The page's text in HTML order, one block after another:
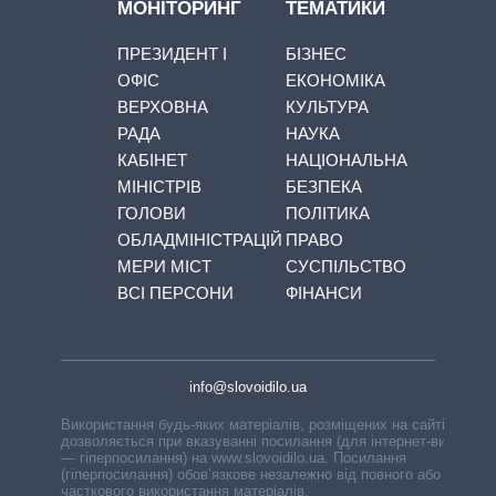
МОНІТОРИНГ
ПРЕЗИДЕНТ І
ОФІС
ВЕРХОВНА
РАДА
КАБІНЕТ
МІНІСТРІВ
ГОЛОВИ
ОБЛАДМІНІСТРАЦІЙ
МЕРИ МІСТ
ВСІ ПЕРСОНИ
ТЕМАТИКИ
БІЗНЕС
ЕКОНОМІКА
КУЛЬТУРА
НАУКА
НАЦІОНАЛЬНА
БЕЗПЕКА
ПОЛІТИКА
ПРАВО
СУСПІЛЬСТВО
ФІНАНСИ
info@slovoidilo.ua
Використання будь-яких матеріалів, розміщених на сайті,
дозволяється при вказуванні посилання (для інтернет-видань
— гіперпосилання) на www.slovoidilo.ua. Посилання
(гіперпосилання) обов’язкове незалежно від повного або
часткового використання матеріалів.